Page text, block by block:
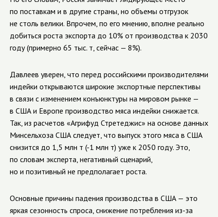
по поставкам и в другие страны, но объемы отгрузок
не столь велики. Впрочем, по его мнению, вполне реально
добиться роста экспорта до 10% от производства к 2030
году (примерно 65 тыс. т, сейчас — 8%).
Давлеев уверен, что перед российскими производителями
индейки открываются широкие экспортные перспективы
в связи с изменением конъюнктуры на мировом рынке —
в США и Европе производство мяса индейки снижается.
Так, из расчетов «Агрифуд Стретеджис» на основе данных
Минсельхоза США следует, что выпуск этого мяса в США
снизится до 1,5 млн т (-1 млн т) уже к 2050 году. Это,
по словам эксперта, негативный сценарий,
но и позитивный не предполагает роста.
Основные причины падения производства в США — это
яркая сезонность спроса, снижение потребления из-за